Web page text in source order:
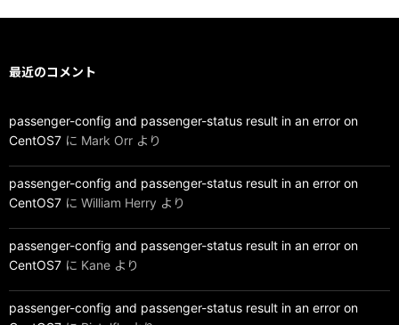
最近のコメント
passenger-config and passenger-status result in an error on
CentOS7 に Mark Orr より
passenger-config and passenger-status result in an error on
CentOS7 に William Herry より
passenger-config and passenger-status result in an error on
CentOS7 に Kane より
passenger-config and passenger-status result in an error on